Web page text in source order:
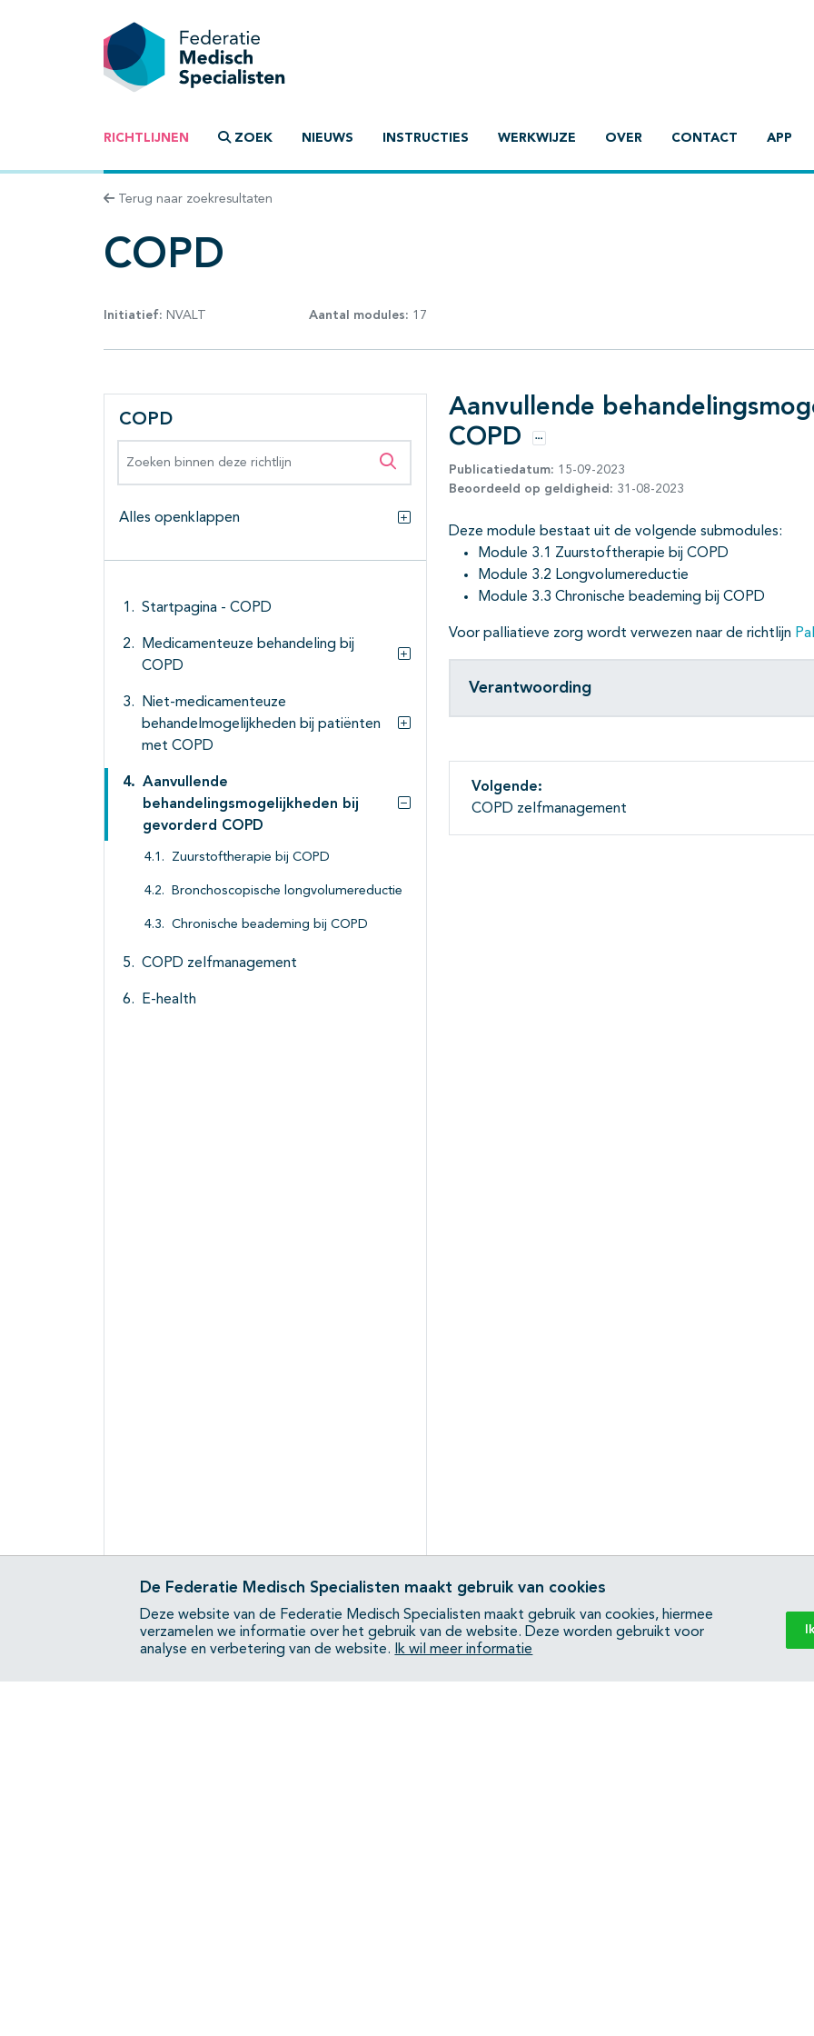
RICHTLIJNEN ZOEK NIEUWS INSTRUCTIES WERKWIJZE OVER CONTACT APP
Terug naar zoekresultaten
COPD
Initiatief: NVALT Aantal modules: 17
COPD
Zoeken binnen deze richtlijn
Alles openklappen
Alles openklappen
Startpagina - COPD
Medicamenteuze behandeling bij
COPD
Niet-medicamenteuze
behandelmogelijkheden bij patiënten
met COPD
Aanvullende
behandelingsmogelijkheden bij
gevorderd COPD
Zuurstoftherapie bij COPD
Bronchoscopische longvolumereductie
Chronische beademing bij COPD
COPD zelfmanagement
E-health
Aanvullende
COPD
Opties
Publicatiedatum: 15-09-2023
Beoordeeld op geldigheid: 31-08-2023
Deze module bestaat uit de volgende submodules:
Module 3.1 Zuurstoftherapie bij COPD
Module 3.2 Longvolumereductie
Module 3.3 Chronische beademing bij COPD
Voor palliatieve zorg wordt verwezen naar de richtlijn
Verantwoording
Volgende:
COPD zelfmanagement
De Federatie Medisch Specialisten maakt gebruik van cookies
Deze website van de Federatie Medisch Specialisten maakt gebruik van cookies, hiermee
verzamelen we informatie over het gebruik van de website. Deze worden gebruikt voor
analyse en verbetering van de website.
Ik wil meer informatie